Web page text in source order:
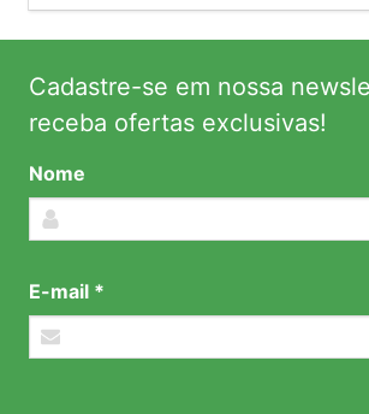
Cadastre-se em nossa
receba ofertas exclusivas!
Nome
E-mail *